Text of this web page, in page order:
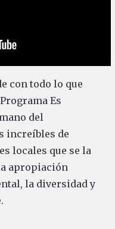
con todo lo que
Es
del
increíbles de
locales que se la
apropiación
la diversidad y